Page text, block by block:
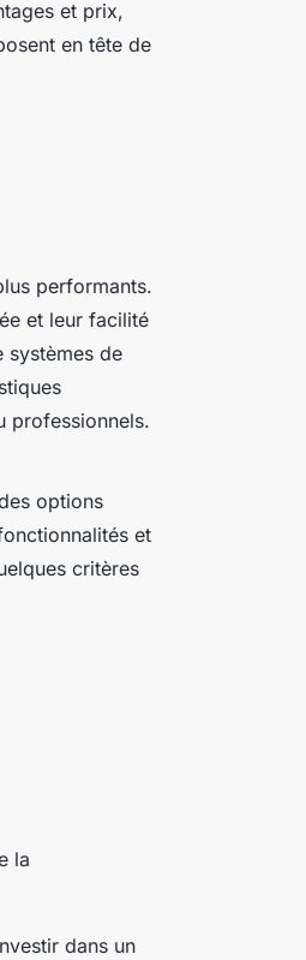
et prix,
en tête de
performants.
et leur facilité
systèmes de
professionnels.
options
et
critères
la
dans un